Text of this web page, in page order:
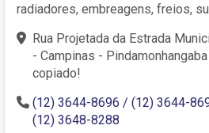
radiadores, embreagens, freios,
Rua Projetada da Estrada
- Campinas -
copiado!
(12) 3644-8696 / (12) 3644-
(12) 3648-8288